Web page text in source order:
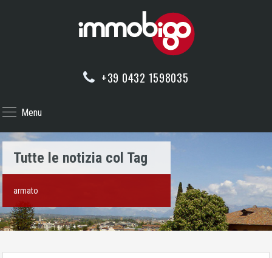
+39 0432 1598035
Menu
Tutte le notizia col Tag
armato